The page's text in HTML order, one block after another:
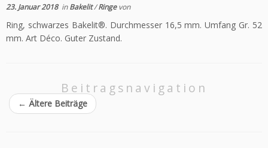
23. Januar 2018inBakelit/Ringevon
Ring, schwarzes Bakelit®. Durchmesser 16,5 mm. Umfang Gr. 52
mm. Art Déco. Guter Zustand.
Beitragsnavigation
← Ältere Beiträge